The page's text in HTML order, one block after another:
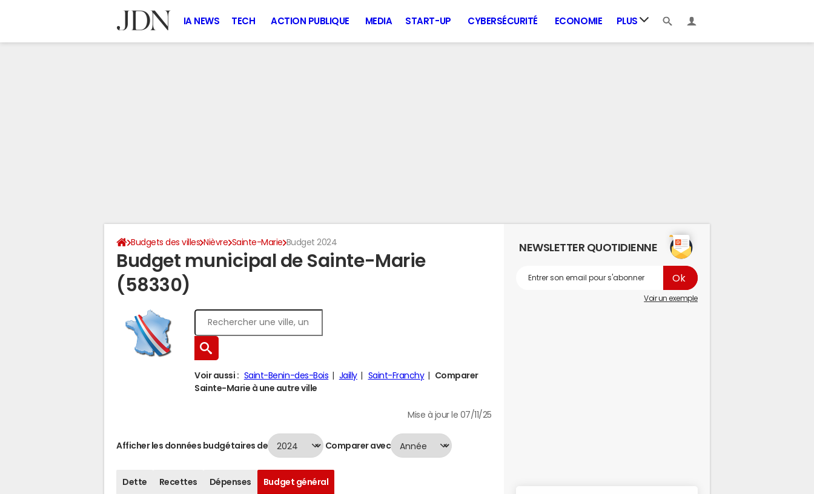
IA NEWS TECH ACTION PUBLIQUE MEDIA START-UP CYBERSÉCURITÉ ECONOMIE PLUS
Budgets des villes Nièvre Sainte-Marie Budget 2024
Budget municipal de Sainte-Marie
(58330)
Voir aussi : Saint-Benin-des-Bois Jailly Saint-Franchy
Comparer
Sainte-Marie à une autre ville
Mise à jour le 07/11/25
Afficher les données budgétaires de Comparer avec
Dette Recettes Dépenses Budget général
NEWSLETTER QUOTIDIENNE
Voir un exemple